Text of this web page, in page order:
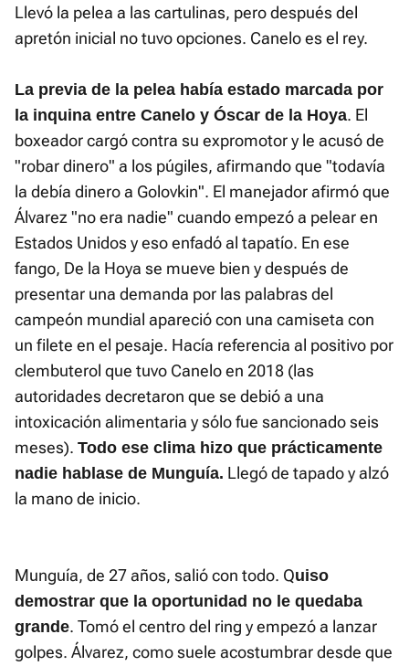
Llevó la pelea a las cartulinas, pero después del
apretón inicial no tuvo opciones. Canelo es el rey.
La previa de la pelea había estado marcada por
la inquina entre Canelo y Óscar de la Hoya. El
boxeador cargó contra su expromotor y le acusó de
"robar dinero" a los púgiles, afirmando que "todavía
la debía dinero a Golovkin". El manejador afirmó que
Álvarez "no era nadie" cuando empezó a pelear en
Estados Unidos y eso enfadó al tapatío. En ese
fango, De la Hoya se mueve bien y después de
presentar una demanda por las palabras del
campeón mundial apareció con una camiseta con
un filete en el pesaje. Hacía referencia al positivo por
clembuterol que tuvo Canelo en 2018 (las
autoridades decretaron que se debió a una
intoxicación alimentaria y sólo fue sancionado seis
meses). Todo ese clima hizo que prácticamente
nadie hablase de Munguía. Llegó de tapado y alzó
la mano de inicio.
Munguía, de 27 años, salió con todo. Quiso
demostrar que la oportunidad no le quedaba
grande. Tomó el centro del ring y empezó a lanzar
golpes. Álvarez, como suele acostumbrar desde que